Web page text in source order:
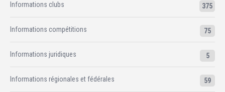
Informations clubs 375
Informations compétitions 75
Informations juridiques 5
Informations régionales et fédérales 59